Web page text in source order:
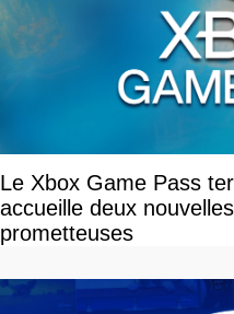
Le Xbox Game Pass
accueille deux
prometteuses